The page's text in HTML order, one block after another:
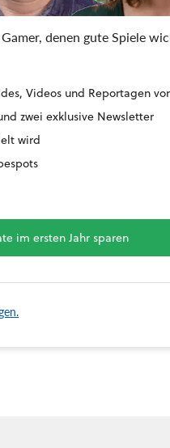
denen gute Spiele
Videos und Reportagen
zwei exklusive Newsletter
wird
im ersten Jahr sparen